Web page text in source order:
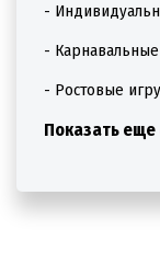
-
-
- Ростовые
Показать еще